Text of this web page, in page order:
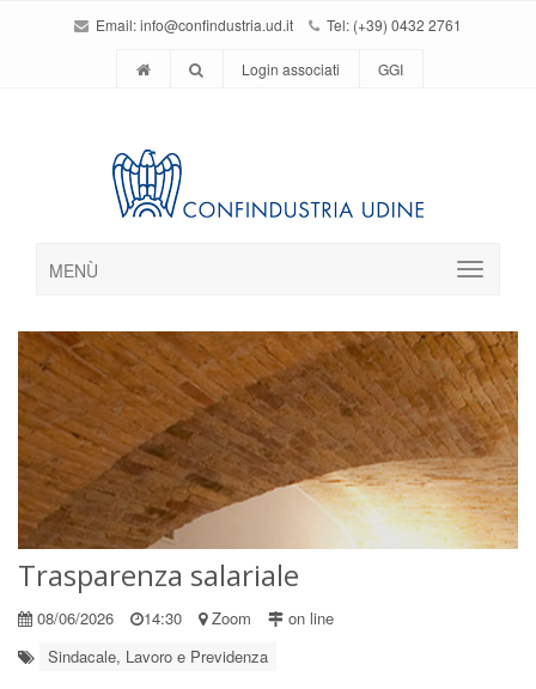
Email:info@confindustria.ud.it Tel: (+39) 0432 2761
Login associati GGI
MENÙ
Trasparenza salariale
08/06/2026 14:30 Zoom
on line
Sindacale, Lavoro e Previdenza